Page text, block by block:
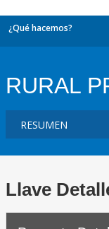
¿Qué hacemos?
RURAL
Llave